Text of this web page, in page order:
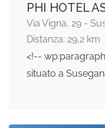
PHI HOTEL
Via Vigna, 29 -
Distanza: 29,2 km
<!--
situato a